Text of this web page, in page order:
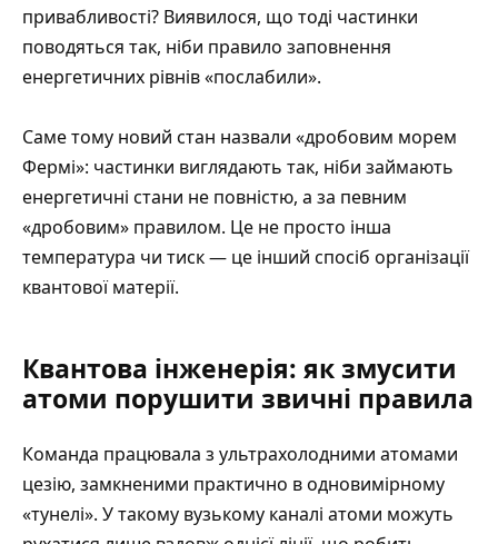
привабливості? Виявилося, що тоді частинки
поводяться так, ніби правило заповнення
енергетичних рівнів «послабили».
Саме тому новий стан назвали «дробовим морем
Фермі»: частинки виглядають так, ніби займають
енергетичні стани не повністю, а за певним
«дробовим» правилом. Це не просто інша
температура чи тиск — це інший спосіб організації
квантової матерії.
Квантова інженерія: як змусити
атоми порушити звичні правила
Команда працювала з ультрахолодними атомами
цезію, замкненими практично в одновимірному
«тунелі». У такому вузькому каналі атоми можуть